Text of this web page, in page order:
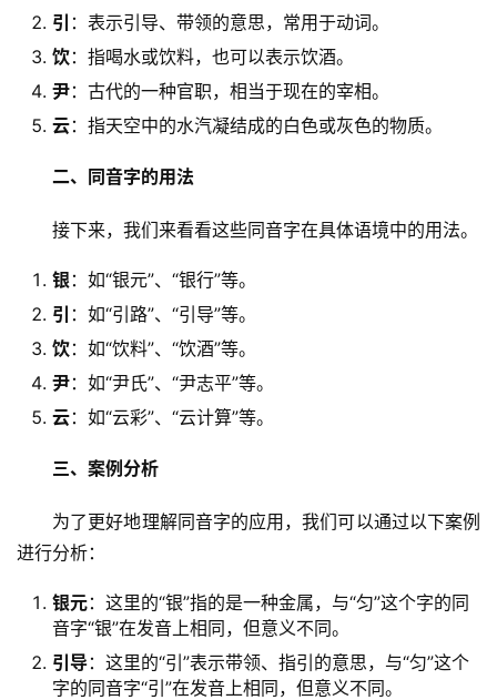
引 ：表示引导、带领的意思，常用于动词。
饮：指喝水或饮料，也可以表示饮酒。
尹：古代的一种官职，相当于现在的宰相。
云：指天空中的水汽凝结成的白色或灰色的物质。
二、同音字的用法
接下来，我们来看看这些同音字在具体语境中的用法。
银：如“银元”、“银行”等。
引 ：如“引路”、“引导”等。
饮：如“饮料”、“饮酒”等。
尹：如“尹氏”、“尹志平”等。
云：如“云彩”、“云计算”等。
三、案例分析
为了更好地理解同音字的应用，我们可以通过以下案例
进行分析：
银元：这里的“银”指的是一种金属，与“匀”这个字的同
音字“银”在发音上相同，但意义不同。
引导：这里的“引”表示带领、指引的意思，与“匀”这个
字的同音字“引”在发音上相同，但意义不同。